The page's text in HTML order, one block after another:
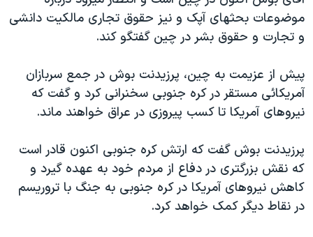
فرهنگ و زندگی
حقوق شهروندی
علم و فناوری
اسرائیل در جنگ
آرشیو پخش زنده
مستندها
انتخابات ریاست جمهوری آمریکا ۲۰۲۴
رمز مهسا
ورزش زنان در ایران
مجموعه مستندهای دادخواهی
تریبونال مردمی آبان ۹۸
دادگاه حمید نوری
دنبال کنید
زبانهای مختلف
موضوعات بحثهای آپک و نيز حقوق تجاری مالکيت دانشی
و تجارت و حقوق بشر در چين گفتگو کند.
پيش از عزيمت به چين، پرزيدنت بوش در جمع سربازان
آمريکائی مستقر در کره جنوبی سخنرانی کرد و گفت که
نيروهای آمريکا تا کسب پيروزی در عراق خواهند ماند.
پرزيدنت بوش گفت که ارتش کره جنوبی اکنون قادر است
که نقش بزرگتری در دفاع از مردم خود به عهده گيرد و
کاهش نيروهای آمريکا در کره جنوبی به جنگ با تروريسم
در نقاط ديگر کمک خواهد کرد.